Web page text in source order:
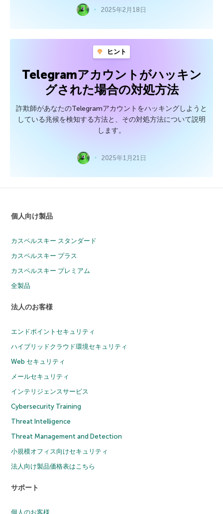
2025年2月18日
ヒント
Telegramアカウントがハッキン
グされた場合の対処方法
詐欺師があなたのTelegramアカウントをハッキングしようと
している兆候を検知する方法と、その対処方法について説明
します。
2025年1月21日
個人向け製品
カスペルスキー スタンダード
カスペルスキー プラス
カスペルスキー プレミアム
全製品
法人のお客様
エンドポイントセキュリティ
ハイブリッドクラウド環境セキュリティ
Web セキュリティ
メールセキュリティ
インテリジェンスサービス
Cybersecurity Training
Threat Intelligence
Threat Management and Detection
小規模オフィス向けセキュリティ
法人向け製品価格表はこちら
サポート
個人のお客様